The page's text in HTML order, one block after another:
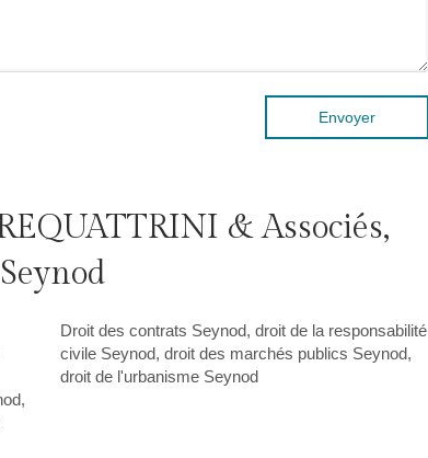
Envoyer
& Associés,
,
Droit des contrats Seynod, droit de la responsabilité
civile Seynod, droit des marchés publics Seynod,
droit de l'urbanisme Seynod